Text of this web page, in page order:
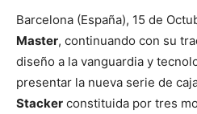
Barcelona (España), 15 de
Master, continuando con su
diseño a la vanguardia y
presentar la nueva serie de
Stacker constituida por tres